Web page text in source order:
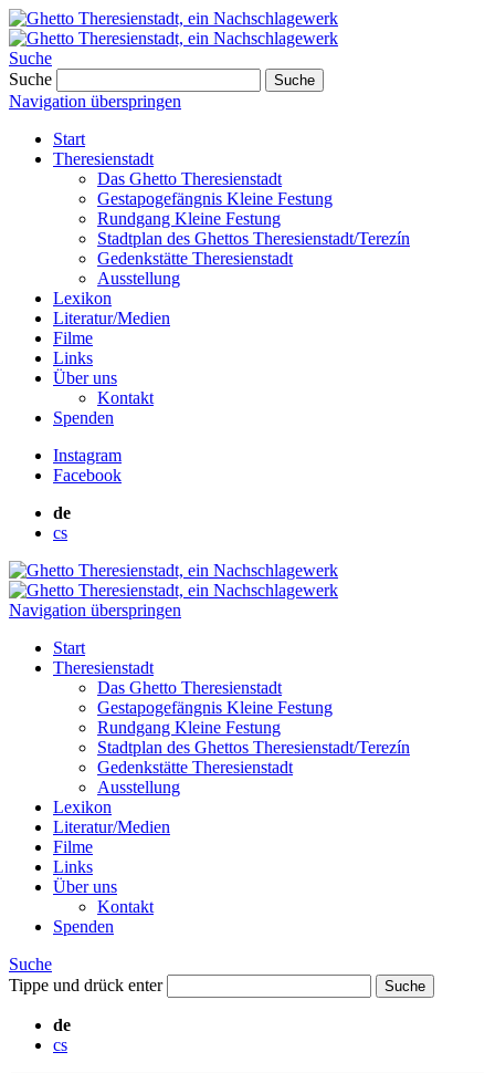
Suche
Suche
Suche
Navigation überspringen
Start
Theresienstadt
Das Ghetto Theresienstadt
Gestapogefängnis Kleine Festung
Rundgang Kleine Festung
Stadtplan des Ghettos Theresienstadt/Terezín
Gedenkstätte Theresienstadt
Ausstellung
Lexikon
Literatur/Medien
Filme
Links
Über uns
Kontakt
Spenden
Instagram
Facebook
de
cs
Navigation überspringen
Start
Theresienstadt
Das Ghetto Theresienstadt
Gestapogefängnis Kleine Festung
Rundgang Kleine Festung
Stadtplan des Ghettos Theresienstadt/Terezín
Gedenkstätte Theresienstadt
Ausstellung
Lexikon
Literatur/Medien
Filme
Links
Über uns
Kontakt
Spenden
Suche
Tippe und drück enter
Suche
de
cs